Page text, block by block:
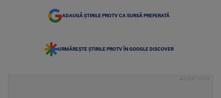
ADAUGĂ ȘTIRILE PROTV CA SURSĂ PREFERATĂ
URMĂREȘTE ȘTIRILE PROTV ÎN GOOGLE DISCOVER